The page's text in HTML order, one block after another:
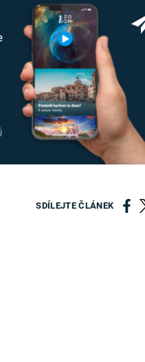
SDÍLEJTE ČLÁNEK